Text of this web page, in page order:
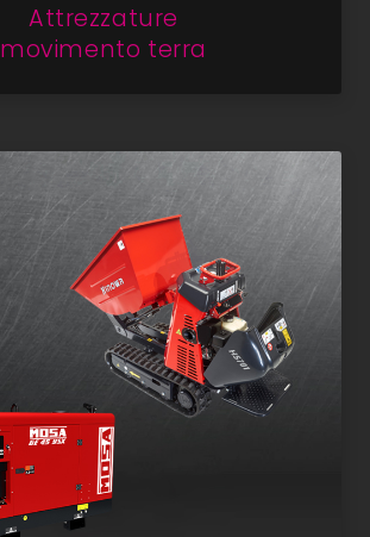
Attrezzature
movimento terra